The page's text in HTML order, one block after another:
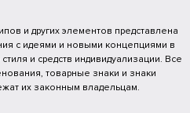
и других элементов представлена
с идеями и новыми концепциями в
и средств индивидуализации. Все
товарные знаки и знаки
их законным владельцам.